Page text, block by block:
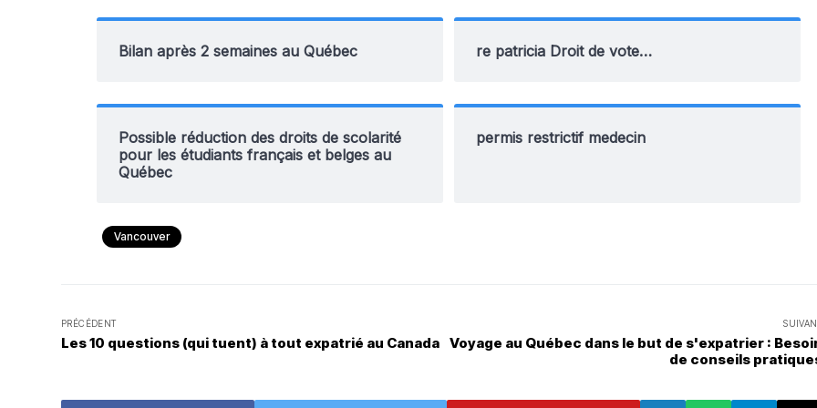
Bilan après 2 semaines au Québec re patricia Droit de vote…
Possible réduction des droits de scolarité
pour les étudiants français et belges au
Québec
permis restrictif medecin
Vancouver
PRÉCÉDENT
Les 10 questions (qui tuent) à tout expatrié au Canada Voyage au Québec dans le but de s'expatrier :
de conseils